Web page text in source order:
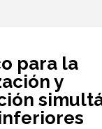
para la
y